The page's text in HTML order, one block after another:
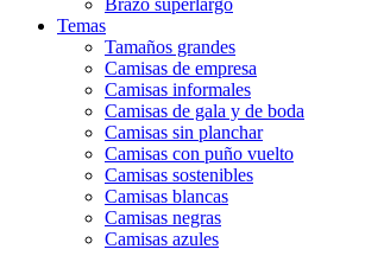
Brazo superlargo
Temas
Tamaños grandes
Camisas de empresa
Camisas informales
Camisas de gala y de boda
Camisas sin planchar
Camisas con puño vuelto
Camisas sostenibles
Camisas blancas
Camisas negras
Camisas azules